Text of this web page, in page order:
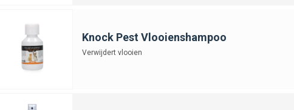
Knock Pest Vlooienshampoo
Verwijdert vlooien